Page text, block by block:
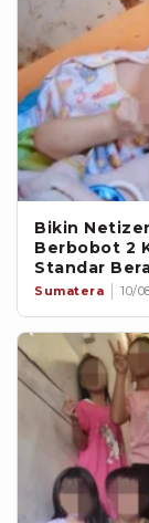
Bikin
Berbobot 2
Standar
Sumatera 10/